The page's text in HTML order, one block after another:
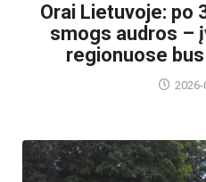
Orai Lietuvoje: po
smogs audros –
regionuose
2026-